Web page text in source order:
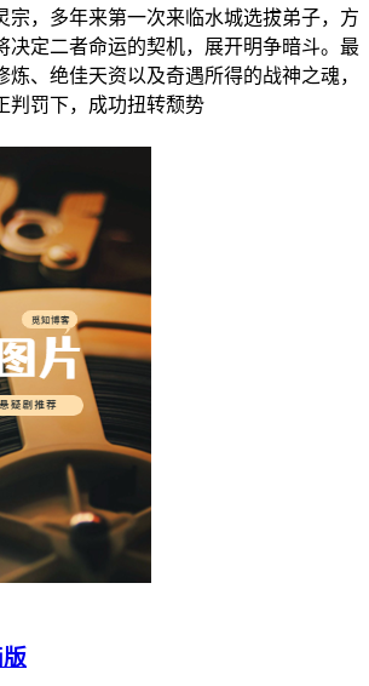
宗，多年来第一次来临水城选拔弟子，方
决定二者命运的契机，展开明争暗斗。最
炼、绝佳天资以及奇遇所得的战神之魂，
判罚下，成功扭转颓势